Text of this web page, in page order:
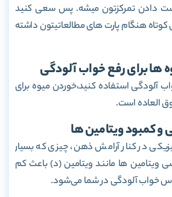
دادن تمرکزتون میشه. پس سعی کنید
هنگام پارت های مطالعاتیتون داشته
آلودگی استفاده کنید،خوردن میوه برای
العاده است.
در کنار آرامش ذهن، چیزی که بسیار
ویتامین ها مانند ویتامین (د) باعث کم
خواب آلودگی در شما می‌شود.